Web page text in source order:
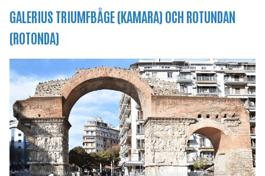
GALERIUS TRIUMFBÅGE (KAMARA) OCH ROTUNDAN
(ROTONDA)